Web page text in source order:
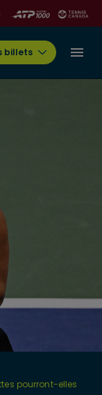
billets
pourront-elles